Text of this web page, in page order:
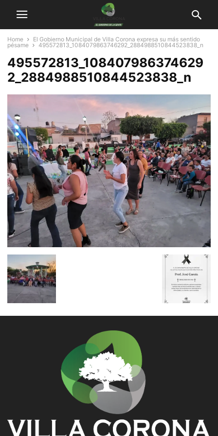
Home
El Gobierno Municipal de Villa Corona expresa su más sentido
pésame
495572813_1084079863746292_2884988510844523838_n
495572813_108407986374629
2_2884988510844523838_n